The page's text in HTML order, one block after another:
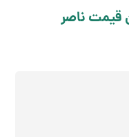
قیمت ناصر